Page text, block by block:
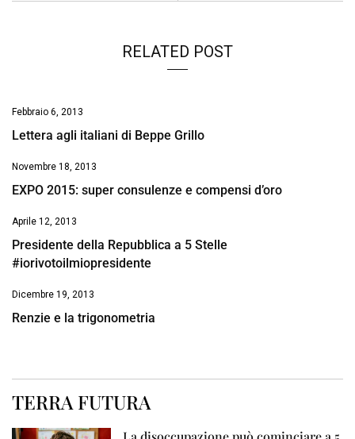
RELATED POST
Febbraio 6, 2013
Lettera agli italiani di Beppe Grillo
Novembre 18, 2013
EXPO 2015: super consulenze e compensi d’oro
Aprile 12, 2013
Presidente della Repubblica a 5 Stelle
#iorivotoilmiopresidente
Dicembre 19, 2013
Renzie e la trigonometria
TERRA FUTURA